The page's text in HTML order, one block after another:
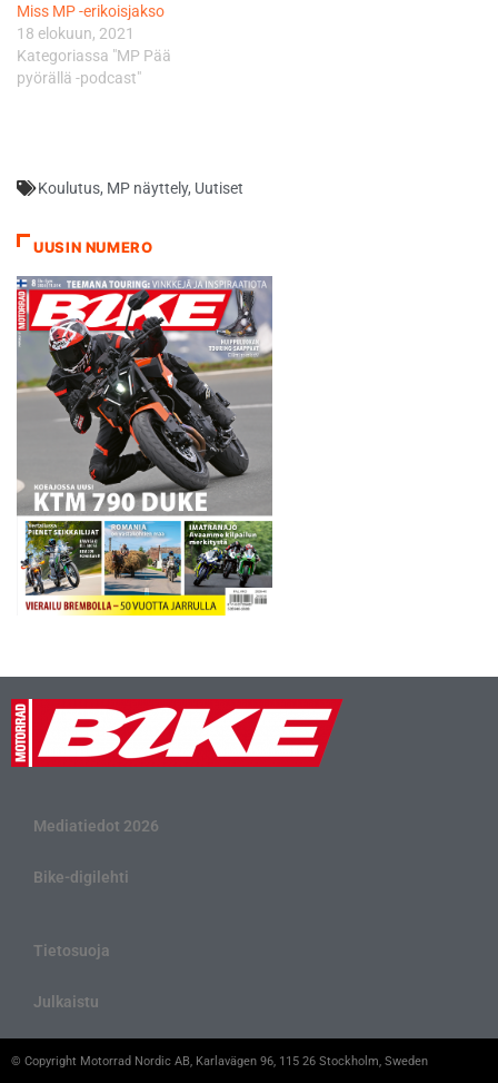
Miss MP -erikoisjakso
18 elokuun, 2021
Kategoriassa "MP Pää
pyörällä -podcast"
Koulutus, MP näyttely, Uutiset
UUSIN NUMERO
Mediatiedot 2026
Bike-digilehti
Tietosuoja
Julkaistu
© Copyright Motorrad Nordic AB, Karlavägen 96, 115 26 Stockholm, Sweden